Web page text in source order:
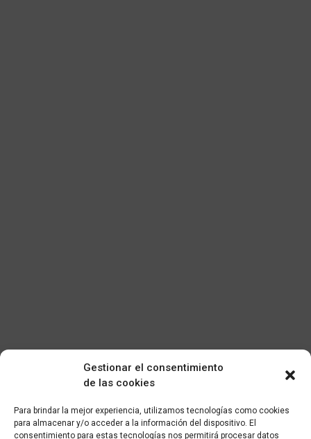
Gestionar el consentimiento
de las cookies
Para brindar la mejor experiencia, utilizamos tecnologías como cookies
para almacenar y/o acceder a la información del dispositivo. El
consentimiento para estas tecnologías nos permitirá procesar datos